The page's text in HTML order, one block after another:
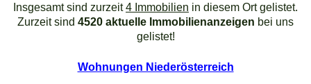
Insgesamt sind zurzeit4 Immobilien in diesem Ort gelistet.
Zurzeit sind 4520 aktuelle Immobilienanzeigen bei uns
gelistet!
Wohnungen Niederösterreich